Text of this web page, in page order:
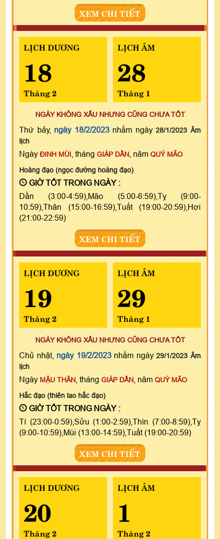
XEM CHI TIẾT
LỊCH DƯƠNG
18
Tháng 2
LỊCH ÂM
28
Tháng 1
NGÀY KHÔNG XẤU NHƯNG CŨNG CHƯA TỐT
Thứ bảy, ngày 18/2/2023nhằm ngày28/1/2023 Âm
lịch
Ngày ĐINH MÙI , tháng GIÁP DẦN , năm QUÝ MÃO
Hoàng đạo (ngọc đường hoàng đạo)
GIỜ TỐT TRONG NGÀY :
Dần (3:00-4:59),Mão (5:00-6:59),Tỵ (9:00-
10:59),Thân (15:00-16:59),Tuất (19:00-20:59),Hợi
(21:00-22:59)
XEM CHI TIẾT
LỊCH DƯƠNG
19
Tháng 2
LỊCH ÂM
29
Tháng 1
NGÀY KHÔNG XẤU NHƯNG CŨNG CHƯA TỐT
Chủ nhật, ngày 19/2/2023nhằm ngày29/1/2023 Âm
lịch
Ngày MẬU THÂN , tháng GIÁP DẦN , năm QUÝ MÃO
Hắc đạo (thiên lao hắc đạo)
GIỜ TỐT TRONG NGÀY :
Tí (23:00-0:59),Sửu (1:00-2:59),Thìn (7:00-8:59),Tỵ
(9:00-10:59),Mùi (13:00-14:59),Tuất (19:00-20:59)
XEM CHI TIẾT
LỊCH DƯƠNG
20
Tháng 2
LỊCH ÂM
1
Tháng 2